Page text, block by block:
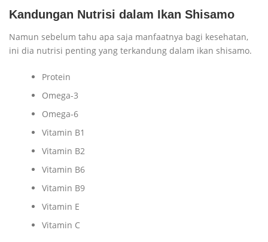
Kandungan Nutrisi dalam Ikan Shisamo
Namun sebelum tahu apa saja manfaatnya bagi kesehatan,
ini dia nutrisi penting yang terkandung dalam ikan shisamo.
Protein
Omega-3
Omega-6
Vitamin B1
Vitamin B2
Vitamin B6
Vitamin B9
Vitamin E
Vitamin C